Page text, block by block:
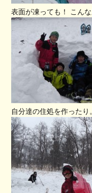
表面が凍っても！ こん
自分達の住処を作ったり